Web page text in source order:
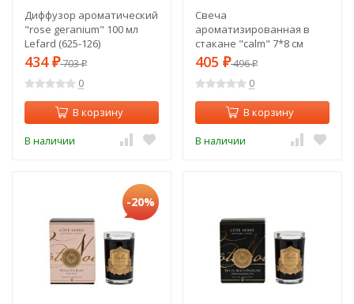
Диффузор ароматический
"rose geranium" 100 мл
Lefard (625-126)
434 ₽703₽
0
В корзину
В наличии
Свеча
ароматизированная в
стакане "calm" 7*8 см
Lefard (625-103)
405 ₽496₽
0
В корзину
В наличии
-20%